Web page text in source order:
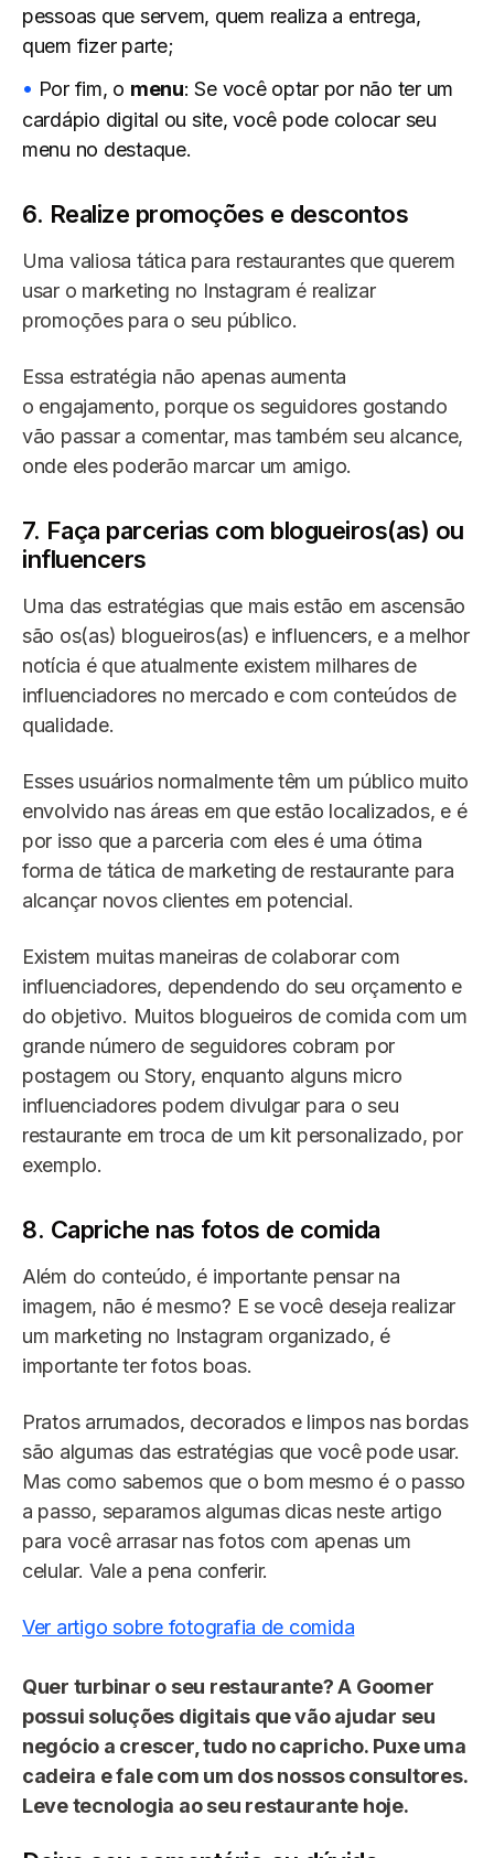
pessoas que servem, quem realiza a entrega,
quem fizer parte;
Por fim, o menu: Se você optar por não ter um
cardápio digital ou site, você pode colocar seu
menu no destaque.
6. Realize promoções e descontos
Uma valiosa tática para restaurantes que querem
usar o marketing no Instagram é realizar
promoções para o seu público.
Essa estratégia não apenas aumenta
o engajamento, porque os seguidores gostando
vão passar a comentar, mas também seu alcance,
onde eles poderão marcar um amigo.
7. Faça parcerias com blogueiros(as) ou
influencers
Uma das estratégias que mais estão em ascensão
são os(as) blogueiros(as) e influencers, e a melhor
notícia é que atualmente existem milhares de
influenciadores no mercado e com conteúdos de
qualidade.
Esses usuários normalmente têm um público muito
envolvido nas áreas em que estão localizados, e é
por isso que a parceria com eles é uma ótima
forma de tática de marketing de restaurante para
alcançar novos clientes em potencial.
Existem muitas maneiras de colaborar com
influenciadores, dependendo do seu orçamento e
do objetivo. Muitos blogueiros de comida com um
grande número de seguidores cobram por
postagem ou Story, enquanto alguns micro
influenciadores podem divulgar para o seu
restaurante em troca de um kit personalizado, por
exemplo.
8. Capriche nas fotos de comida
Além do conteúdo, é importante pensar na
imagem, não é mesmo? E se você deseja realizar
um marketing no Instagram organizado, é
importante ter fotos boas.
Pratos arrumados, decorados e limpos nas bordas
são algumas das estratégias que você pode usar.
Mas como sabemos que o bom mesmo é o passo
a passo, separamos algumas dicas neste artigo
para você arrasar nas fotos com apenas um
celular. Vale a pena conferir.
Ver artigo sobre fotografia de comida
Quer turbinar o seu restaurante? A Goomer
possui soluções digitais que vão ajudar seu
negócio a crescer, tudo no capricho. Puxe uma
cadeira e fale com um dos nossos consultores.
Leve tecnologia ao seu restaurante hoje.